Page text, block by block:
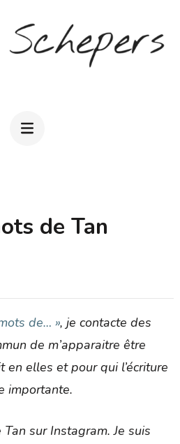
de Tan
de… », je contacte des
de m’apparaitre être
en elles et pour qui l’écriture
importante.
Tan sur Instagram. Je suis